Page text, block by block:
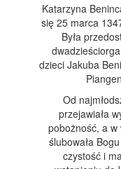
Katarzyna
się 25 marca
Była
dzieci Jakuba
Od
przejawiała
pobożność, a w
ślubowała
czystość i